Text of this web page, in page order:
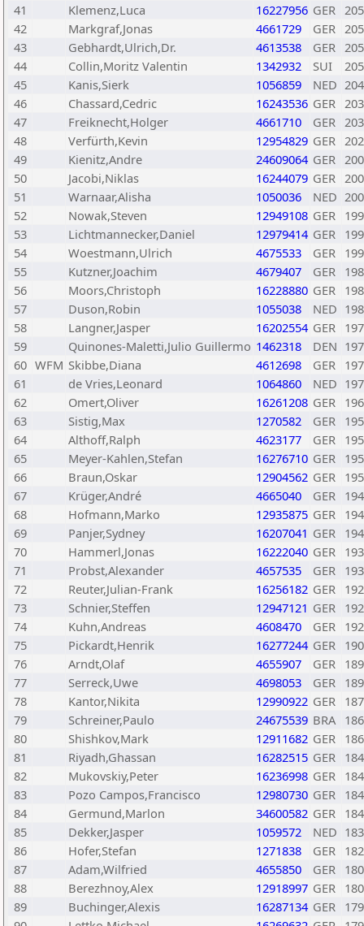
41
Klemenz,Luca 16227956 GER
42
Markgraf,Jonas 4661729 GER
43
Gebhardt,Ulrich,Dr. 4613538 GER
44
Collin,Moritz Valentin 1342932 SUI
45
Kanis,Sierk 1056859 NED
46
Chassard,Cedric 16243536 GER
47
Freiknecht,Holger 4661710 GER
48
Verfürth,Kevin 12954829 GER
49
Kienitz,Andre 24609064 GER
50
Jacobi,Niklas 16244079 GER
51
Warnaar,Alisha 1050036 NED
52
Nowak,Steven 12949108 GER
53
Lichtmannecker,Daniel 12979414 GER
54
Woestmann,Ulrich 4675533 GER
55
Kutzner,Joachim 4679407 GER
56
Moors,Christoph 16228880 GER
57
Duson,Robin 1055038 NED
58
Langner,Jasper 16202554 GER
59
Quinones-Maletti,Julio Guillermo 1462318 DEN
60 WFM Skibbe,Diana 4612698 GER
61
de Vries,Leonard 1064860 NED
62
Omert,Oliver 16261208 GER
63
Sistig,Max 1270582 GER
64
Althoff,Ralph 4623177 GER
65
Meyer-Kahlen,Stefan 16276710 GER
66
Braun,Oskar 12904562 GER
67
Krüger,André 4665040 GER
68
Hofmann,Marko 12935875 GER
69
Panjer,Sydney 16207041 GER
70
Hammerl,Jonas 16222040 GER
71
Probst,Alexander 4657535 GER
72
Reuter,Julian-Frank 16256182 GER
73
Schnier,Steffen 12947121 GER
74
Kuhn,Andreas 4608470 GER
75
Pickardt,Henrik 16277244 GER
76
Arndt,Olaf 4655907 GER
77
Serreck,Uwe 4698053 GER
78
Kantor,Nikita 12990922 GER
79
Schreiner,Paulo 24675539 BRA
80
Shishkov,Mark 12911682 GER
81
Riyadh,Ghassan 16282515 GER
82
Mukovskiy,Peter 16236998 GER
83
Pozo Campos,Francisco 12980730 GER
84
Germund,Marlon 34600582 GER
85
Dekker,Jasper 1059572 NED
86
Hofer,Stefan 1271838 GER
87
Adam,Wilfried 4655850 GER
88
Berezhnoy,Alex 12918997 GER
89
Buchinger,Alexis 16287134 GER